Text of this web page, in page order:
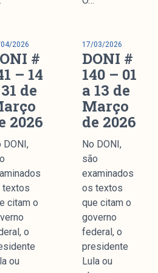
História
Mídia
Parceria
2026
#
– 14
de
2026
DONI,
textos
citam o
o
ou
17/03/2026
DONI #
140 – 01
a 13 de
Março
de 2026
No DONI,
são
examinados
os textos
que citam o
governo
federal, o
presidente
Lula ou